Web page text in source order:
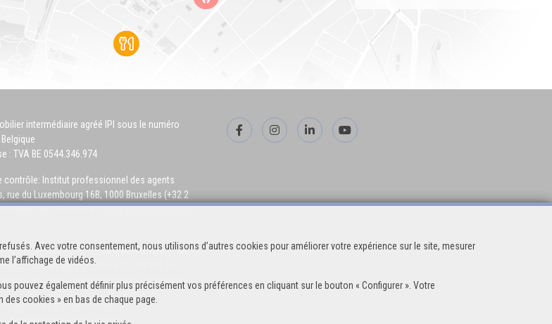
Avec votre consentement, nous utilisons d’autres cookies pour améliorer votre expérience sur le site, mesurer
l’affichage de vidéos.
pouvez également définir plus précisément vos préférences en cliquant sur le bouton « Configurer ». Votre
cookies » en bas de chaque page.
intermédiaire agréé IPI sous le numéro
: TVA BE 0544.346.974
contrôle: Institut professionnel des agents
rue du Luxembourg 16B, 1000 Bruxelles (+32 2
info@ipi.be) - Soumis aucode déontologique de l’
et cautionnement via AXA Belgium SA,
1, 1000 Bruxelles – police n° 730.390.160.
valable pour les activités réalisées en Belgique
générales d'utilisation du site
la protection de la vie privée